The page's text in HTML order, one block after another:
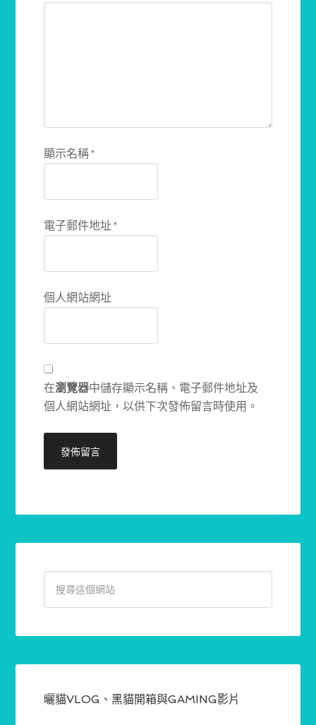
顯示名稱*
電子郵件地址*
個人網站網址
在瀏覽器中儲存顯示名稱、電子郵件地址及
個人網站網址，以供下次發佈留言時使用。
曬貓VLOG、黑貓開箱與GAMING影片